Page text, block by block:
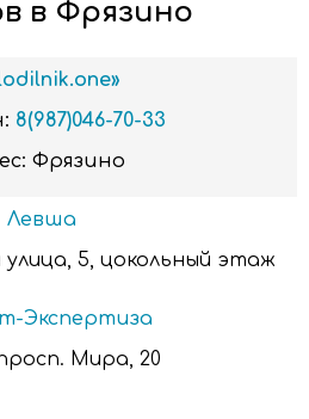
в Фрязино
8(987)046-70-33
Фрязино
Левша
улица, 5, цокольный этаж
Экспертиза
Мира, 20